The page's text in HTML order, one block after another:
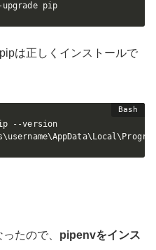
pip
は正しくインストールで
--version
たので、 pipenvをインス